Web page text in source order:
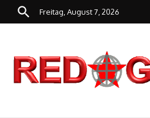
Zum Inhalt springen
Freitag, August 7, 2026